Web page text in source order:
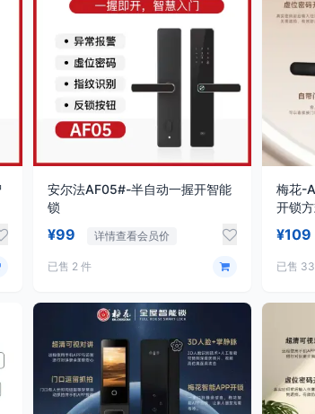
安尔法AF05#-半自动一握开智能
锁
¥99 详情查看会员价
已售 2 件
梅花-
开锁
¥109
已售